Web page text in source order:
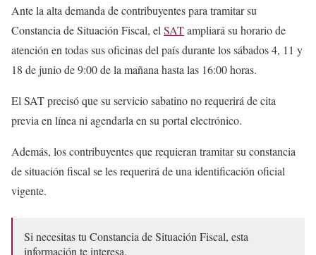
Ante la alta demanda de contribuyentes para tramitar su
Constancia de Situación Fiscal, el SATampliará su horario de
atención en todas sus oficinas del país durante los sábados 4, 11 y
18 de junio de 9:00 de la mañana hasta las 16:00 horas.
El SAT precisó que su servicio sabatino no requerirá de cita
previa en línea ni agendarla en su portal electrónico.
Además, los contribuyentes que requieran tramitar su constancia
de situación fiscal se les requerirá de una identificación oficial
vigente.
Si necesitas tu Constancia de Situación Fiscal, esta
información te interesa.